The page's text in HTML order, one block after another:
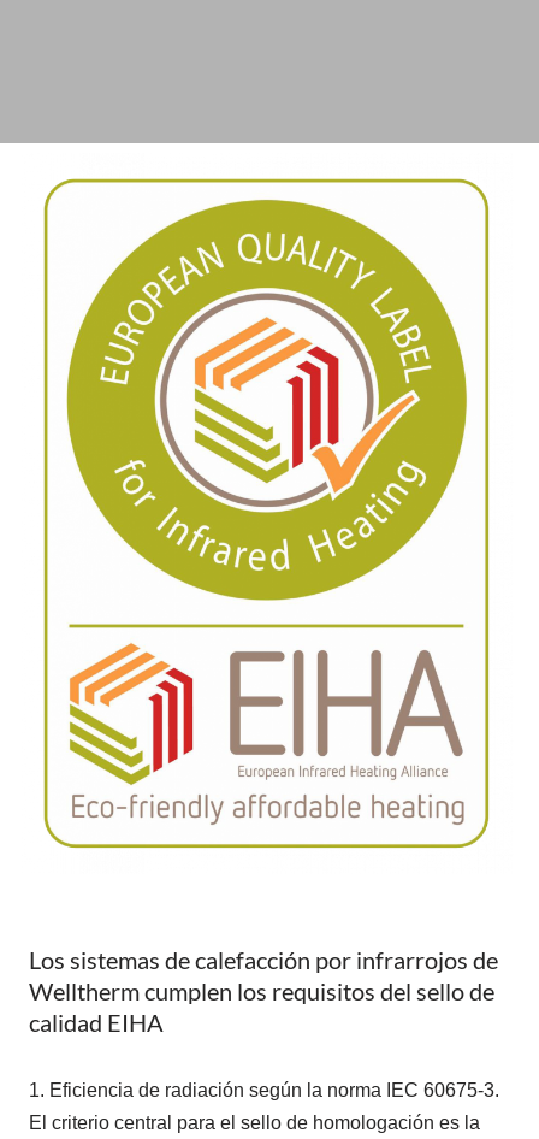
Los sistemas de calefacción por infrarrojos de
Welltherm cumplen los requisitos del sello de
calidad EIHA
1. Eficiencia de radiación según la norma IEC 60675-3.
El criterio central para el sello de homologación es la